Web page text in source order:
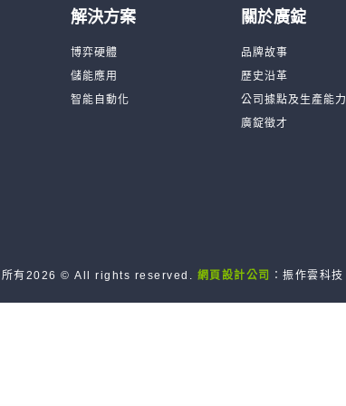
解決方案
博弈硬體
儲能應用
智能自動化
關於廣錠
品牌故事
歷史沿革
公司據點及生產能力
廣錠徵才
所有2026 © All rights reserved. 網頁設計公司 ：振作雲科技